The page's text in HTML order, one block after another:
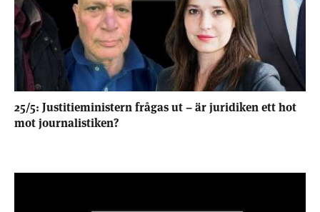
25/5: Justitieministern frågas ut – är juridiken ett hot
mot journalistiken?